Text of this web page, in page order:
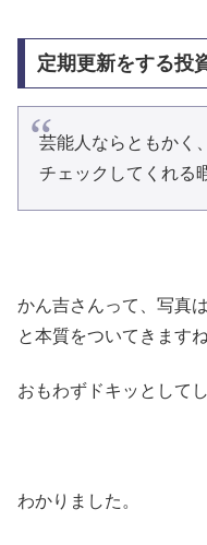
定期更新をする投
芸能人ならともかく
チェックしてくれる
かん吉さんって、写真
と本質をついてきますね
おもわずドキッとしてし
わかりました。